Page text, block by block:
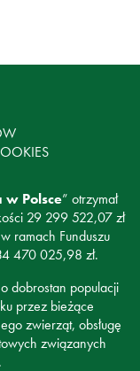
Polsce” otrzymał
29 299 522,07 zł
ramach Funduszu
470 025,98 zł.
dobrostan populacji
przez bieżące
zwierząt, obsługę
związanych